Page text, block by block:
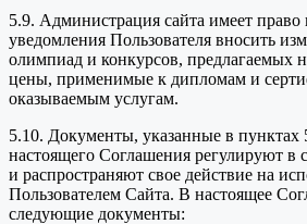
5.9. Администрация сайта имеет право
уведомления Пользователя вносить
олимпиад и конкурсов, предлагаемых
цены, применимые к дипломам и
оказываемым услугам.
5.10. Документы, указанные в пунктах
настоящего Соглашения регулируют в
и распространяют свое действие на
Пользователем Сайта. В настоящее
следующие документы: